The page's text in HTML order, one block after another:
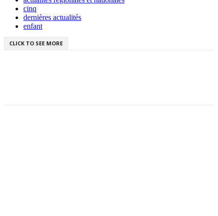
cinq
dernières actualités
enfant
CLICK TO SEE MORE